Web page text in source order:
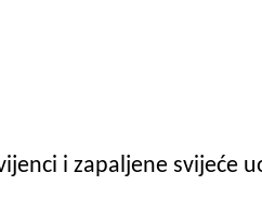
i zapaljene svijeće